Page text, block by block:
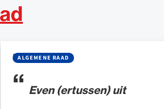
Even (ertussen) uit
ALGEMENE RAAD
BLOG• 03 JULI 2025